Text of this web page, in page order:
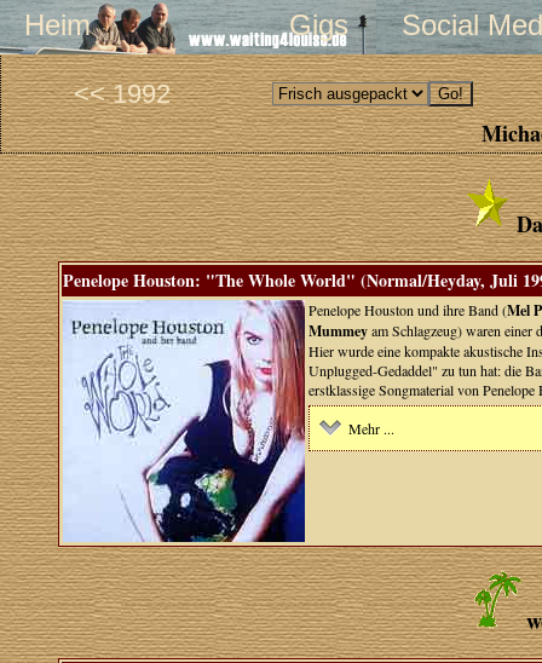
Heim Gigs Social
<< 1992
Penelope Houston: "The Whole World" (Normal/Heyday, Juli
Penelope Houston und ihre Band (Mel
Mummeyam Schlagzeug) waren
Hier wurde eine kompakte akustische
Unplugged-Gedaddel" zu tun hat: die
erstklassige Songmaterial von
Mehr ...